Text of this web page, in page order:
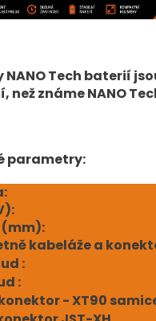
NANO Tech baterií
než známe NANO
parametry:
):
(mm):
kabeláže a
:
:
- XT90